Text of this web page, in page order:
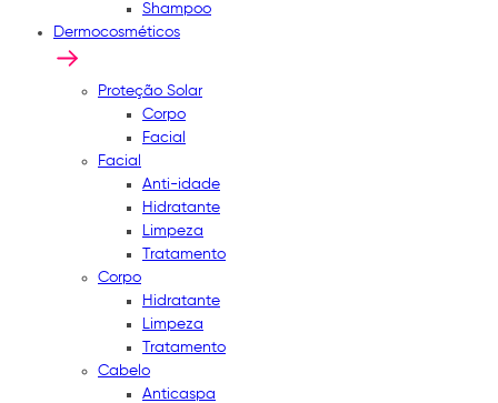
Shampoo
Dermocosméticos
Proteção Solar
Corpo
Facial
Facial
Anti-idade
Hidratante
Limpeza
Tratamento
Corpo
Hidratante
Limpeza
Tratamento
Cabelo
Anticaspa